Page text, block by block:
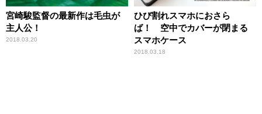
宮崎駿監督の最新作は毛虫が
主人公！
2018.03.20
ひび割れスマホにおさら
ば！ 空中でカバーが閉まる
スマホケース
2018.03.18